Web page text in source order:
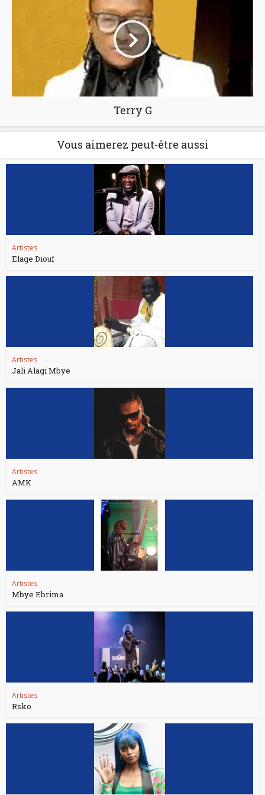
Terry G
Vous aimerez peut-être aussi
Artistes
Elage Diouf
Artistes
Jali Alagi Mbye
Artistes
AMK
Artistes
Mbye Ebrima
Artistes
Rsko